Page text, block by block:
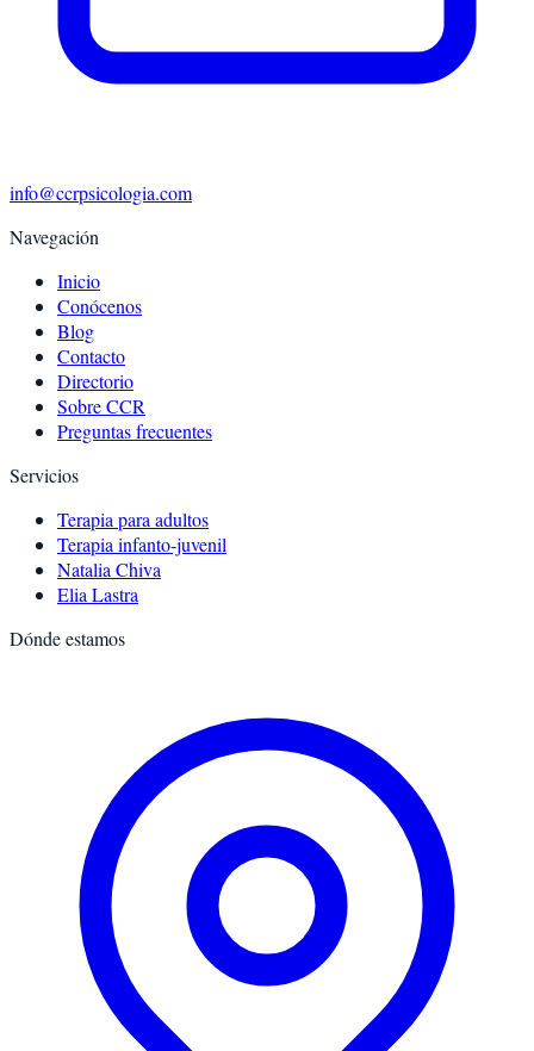
info@ccrpsicologia.com
Navegación
Inicio
Conócenos
Blog
Contacto
Directorio
Sobre CCR
Preguntas frecuentes
Servicios
Terapia para adultos
Terapia infanto-juvenil
Natalia Chiva
Elia Lastra
Dónde estamos